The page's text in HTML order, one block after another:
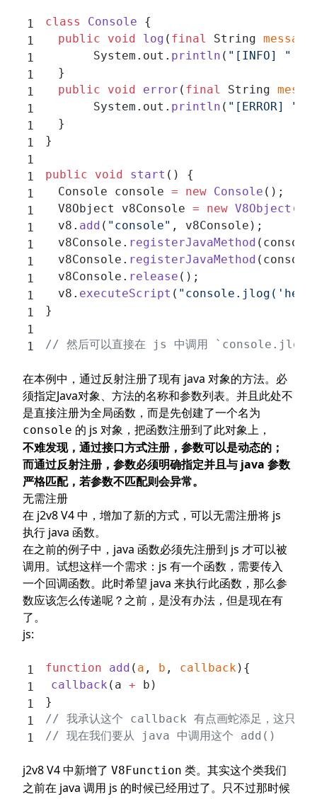
class Console {
	 public
void log ( final String message
		  System.out.
println ( "[INFO] "
	 }
	 public
void error ( final String
		  System.out.
println ( "[ERROR] "
	 }
}
public void start () {
	 Console console
= new Console ();
	 V8Object v8Console
= new V8Object
	 v8.
add ( "console" , v8Console);
	 v8Console.
registerJavaMethod
	 v8Console.
registerJavaMethod
	 v8Console.
release ();
	 v8.
executeScript (
}
// 然后可以直接在 js 中调用
在本例中，通过反射注册了现有 java 对象的方法。必
须指定Java对象、方法的名称和参数列表。并且此处不
是直接注册为全局函数，而是先创建了一个名为
console 的 js 对象，把函数注册到了此对象上，
不难发现，通过接口方式注册，参数可以是动态的；
而通过反射注册，参数必须明确指定并且与 java 参数
严格匹配，若参数不匹配则会异常。
无需注册
在 j2v8 V4 中，增加了新的方式 ，可以无需注册将 js
执行 java 函数。
在之前的例子中，java 函数必须先注册到 js 才可以被
调用。试想这样一个需求：js 有一个函数，需要传入
一个回调函数。此时希望 java 来执行此函数，那么参
数应该怎么传递呢？之前，是没有办法，但是现在有
了。
js:
function add ( a , b , callback){
	callback
(a + b)
}
// 我承认这个 callback 有点画蛇添足，这只是为
// 现在我们要从 java 中调用这个 add()
j2v8 V4 中新增了V8Function 类。其实这个类我们
之前在 java 调用 js 的时候已经用过了。只不过那时候